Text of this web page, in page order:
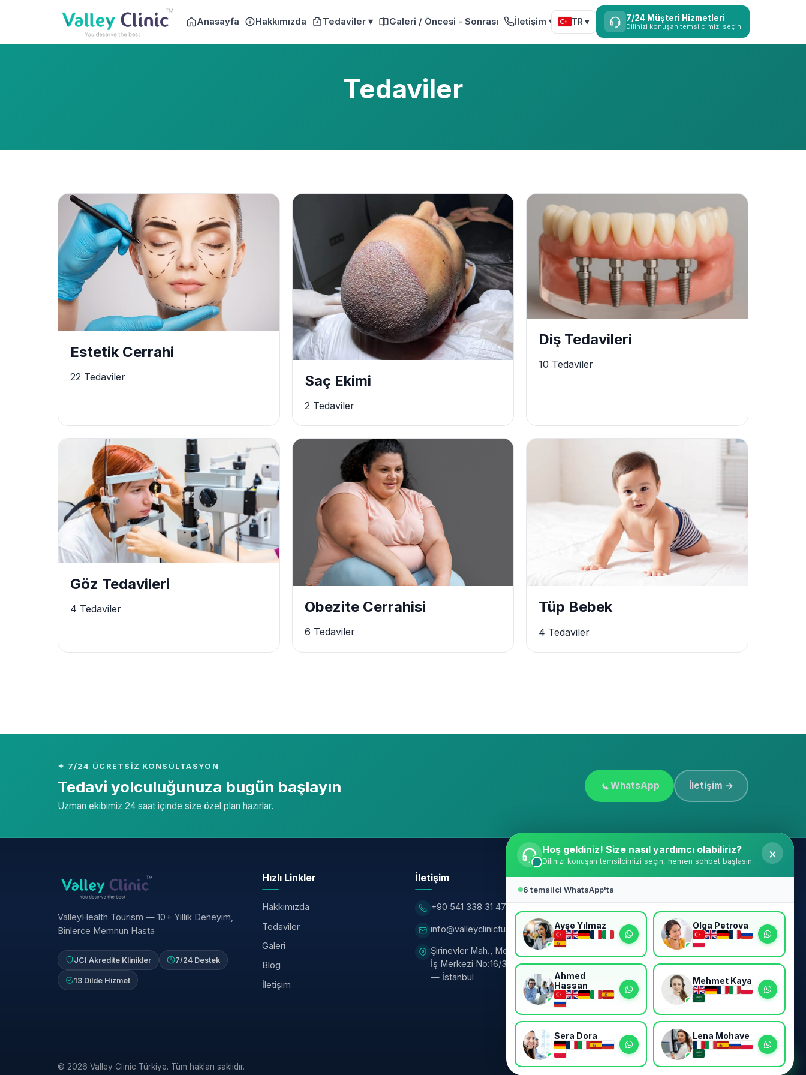
Anasayfa Hakkımızda Tedaviler ▾ Galeri / Öncesi - Sonrası İletişim ▾ TR ▾ 7/24 Müşteri Hizmetleri
Dilinizi konuşan temsilcimizi seçin
Tedaviler
Estetik Cerrahi
22 Tedaviler Saç Ekimi
2 Tedaviler
Diş Tedavileri
10 Tedaviler
Göz Tedavileri
4 Tedaviler Obezite Cerrahisi
6 Tedaviler
Tüp Bebek
4 Tedaviler
✦ 7/24 ÜCRETSIZ KONSÜLTASYON
Tedavi yolculuğunuza bugün başlayın
Uzman ekibimiz 24 saat içinde size özel plan hazırlar.
WhatsApp İletişim →
ValleyHealth Tourism — 10+ Yıllık Deneyim,
Binlerce Memnun Hasta
JCI Akredite Klinikler 7/24 Destek
13 Dilde Hizmet
Hızlı Linkler
Hakkımızda
Tedaviler
Galeri
Blog
İletişim
İletişim
+90 541 338 31 47
info@valleyclinicturkiye.com
Şirinevler Mah., Meriç Sk., Özaltın
İş Merkezi No:16/3, Bahçelievler
— İstanbul
Bizi Takip Edin
uzman ipuçlarını takip edin.
© 2026 Valley Clinic Türkiye. Tüm hakları saklıdır. Sağlığınız için titizlikle hazırlandı
Hoş geldiniz! Size nasıl yardımcı olabiliriz?
Dilinizi konuşan temsilcimizi seçin, hemen sohbet başlasın.
×
6 temsilci WhatsApp'ta
Ayşe Yılmaz Olga Petrova
Ahmed
Hassan
Mehmet Kaya
Sera Dora Lena Mohave